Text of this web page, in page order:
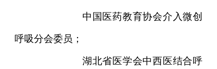
中国医药教育协会介入微创
呼吸分会委员；
湖北省医学会中西医结合呼